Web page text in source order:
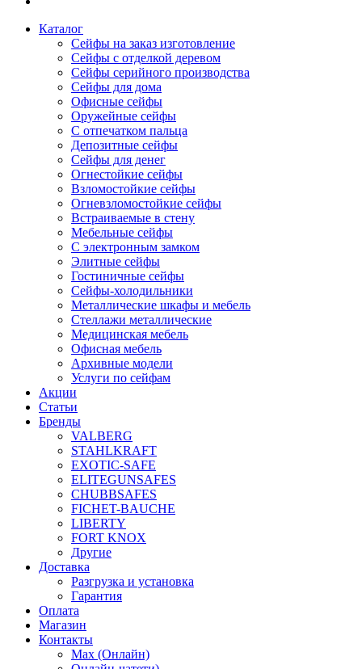
Каталог
Сейфы на заказ изготовление
Сейфы с отделкой деревом
Сейфы серийного производства
Сейфы для дома
Офисные сейфы
Оружейные сейфы
С отпечатком пальца
Депозитные сейфы
Сейфы для денег
Огнестойкие сейфы
Взломостойкие сейфы
Огневзломостойкие сейфы
Встраиваемые в стену
Мебельные сейфы
С электронным замком
Элитные сейфы
Гостиничные сейфы
Сейфы-холодильники
Металлические шкафы и мебель
Стеллажи металлические
Медицинская мебель
Офисная мебель
Архивные модели
Услуги по сейфам
Акции
Статьи
Бренды
VALBERG
STAHLKRAFT
EXOTIC-SAFE
ELITEGUNSAFES
CHUBBSAFES
FICHET-BAUCHE
LIBERTY
FORT KNOX
Другие
Доставка
Разгрузка и установка
Гарантия
Оплата
Магазин
Контакты
Max (Онлайн)